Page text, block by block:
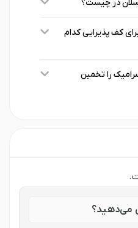
در چیست؟
کف پذیرایی کدام
را تخمین
می‌دهید؟